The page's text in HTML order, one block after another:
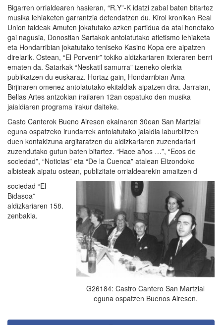
Bigarren orrialdearen hasieran, “R.Y”-K idatzi zabal baten bitartez
musika lehiaketen garrantzia defendatzen du. Kirol kronikan Real
Union taldeak Amuten jokatutako azken partidua da atal honetako
gai nagusia, Donostian Sartakok antolatutako atletismo lehiaketa
eta Hondarribian jokatutako teniseko Kasino Kopa ere aipatzen
direlarik. Ostean, “El Porvenir” tokiko aldizkariaren itxieraren berri
ematen da. Satarkak “Neskatil samurra” izeneko olerkia
publikatzen du euskaraz. Hortaz gain, Hondarribian Ama
Birjinaren omenez antolatutako ekitaldiak aipatzen dira. Jarraian,
Bellas Artes antzokian irailaren 12an ospatuko den musika
jaialdiaren programa irakur daiteke.
Casto Canterok Bueno Airesen ekainaren 30ean San Martzial
eguna ospatzeko irundarrek antolatutako jaialdia laburbiltzen
duen kontakizuna argitaratzen du aldizkariaren zuzendariari
zuzendutako gutun baten bitartez. “Hace años …”, “Ecos de
sociedad”, “Noticias” eta “De la Cuenca” atalean Elizondoko
albisteak aipatu ostean, publizitate orrialdearekin amaitzen d
G26184: Castro Cantero San Martzial
eguna ospatzen Buenos Airesen.
sociedad “El
Bidasoa”
aldizkariaren 158.
zenbakia.